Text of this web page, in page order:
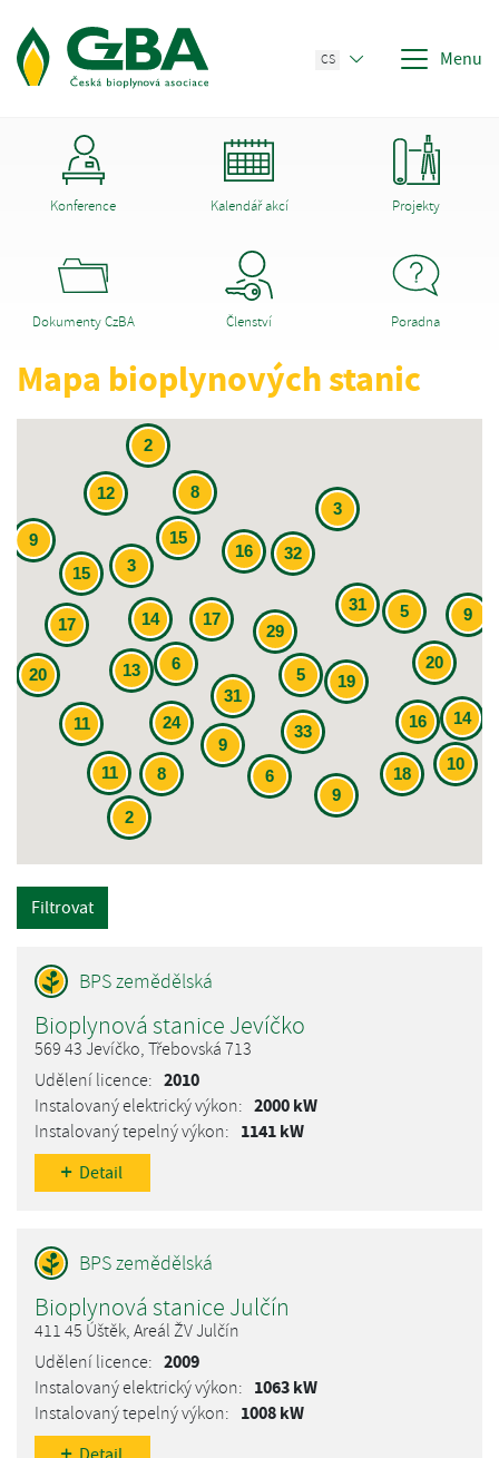
CS Menu
Konference Kalendář akcí Projekty
Dokumenty CzBA Členství Poradna
Mapa bioplynových stanic
31
31
33
17
11
9
18
20
24
32
10
13
29
14
15
17
16
19
8
11 14
15
8
16
20
9
6
9
12
6
2
9
3
5
3
2
5
Filtrovat
Bioplynová stanice Jevíčko
569 43 Jevíčko, Třebovská 713
2010
2000 kW
1141 kW
Detail
Bioplynová stanice Julčín
411 45 Úštěk, Areál ŽV Julčín
2009
1063 kW
1008 kW